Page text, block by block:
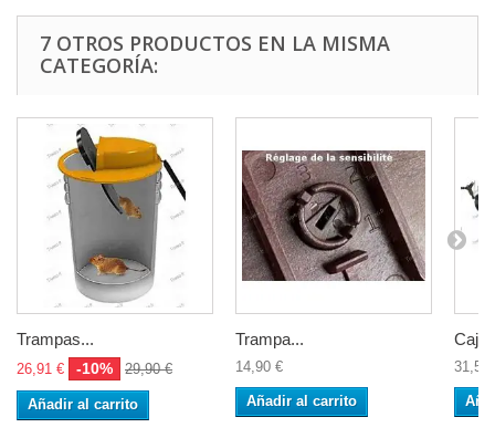
7 OTROS PRODUCTOS EN LA MISMA
CATEGORÍA:
Trampas...
26,91 € -10% 29,90 €
Añadir al carrito
Trampa...
14,90 €
Añadir al carrito
Caja
31,50